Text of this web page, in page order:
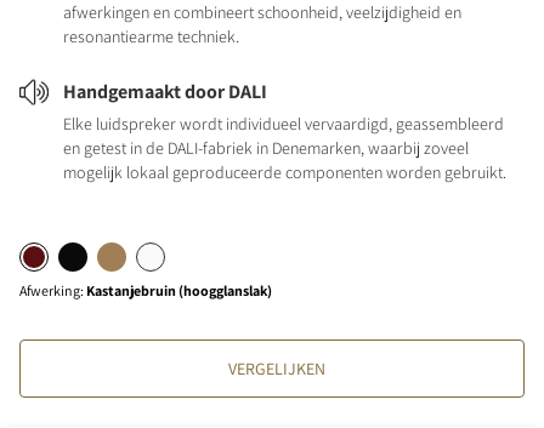
afwerkingen en combineert schoonheid, veelzijdigheid en
resonantiearme techniek.
Handgemaakt door DALI
Elke luidspreker wordt individueel vervaardigd, geassembleerd
en getest in de DALI-fabriek in Denemarken, waarbij zoveel
mogelijk lokaal geproduceerde componenten worden gebruikt.
Afwerking: Kastanjebruin (hoogglanslak)
VERGELIJKEN